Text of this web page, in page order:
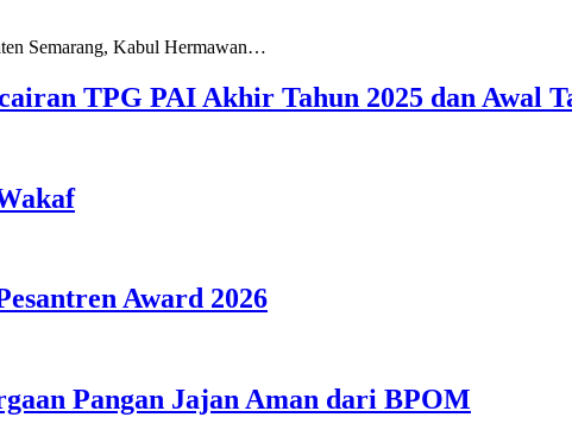
Semarang, Kabul Hermawan…
TPG PAI Akhir Tahun 2025 dan Awal
Award 2026
Pangan Jajan Aman dari BPOM